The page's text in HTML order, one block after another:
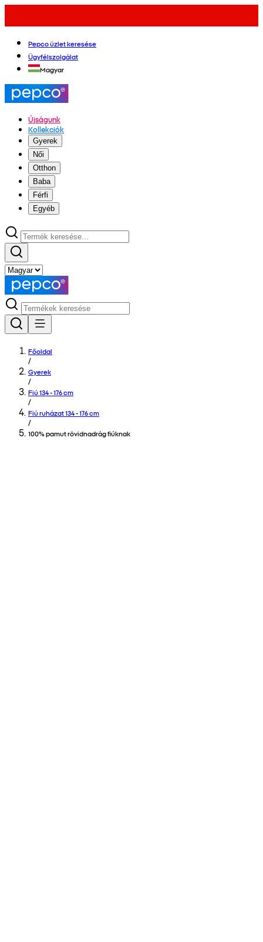
Pepco üzlet keresése
Ügyfélszolgálat
Magyar
Újságunk
Kollekciók
Gyerek
Női
Otthon
Baba
Férfi
Egyéb
Főoldal
/
Gyerek
/
Fiú 134 - 176 cm
/
Fiú ruházat 134 - 176 cm
/
100% pamut rövidnadrág fiúknak